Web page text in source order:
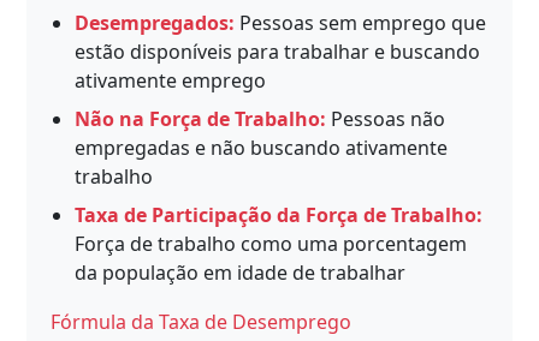
Desempregados: Pessoas sem emprego que
estão disponíveis para trabalhar e buscando
ativamente emprego
Não na Força de Trabalho: Pessoas não
empregadas e não buscando ativamente
trabalho
Taxa de Participação da Força de Trabalho:
Força de trabalho como uma porcentagem
da população em idade de trabalhar
Fórmula da Taxa de Desemprego